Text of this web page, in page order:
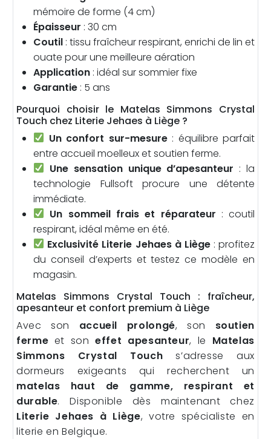
mémoire de forme (4 cm)
Épaisseur : 30 cm
Coutil : tissu fraîcheur respirant, enrichi de lin et
ouate pour une meilleure aération
Application : idéal sur sommier fixe
Garantie : 5 ans
Pourquoi choisir le Matelas Simmons Crystal
Touch chez Literie Jehaes à Liège ?
Un confort sur-mesure: équilibre parfait
entre accueil moelleux et soutien ferme.
Une sensation unique d’apesanteur : la
technologie Fullsoft procure une détente
immédiate.
Un sommeil frais et réparateur : coutil
respirant, idéal même en été.
Exclusivité Literie Jehaes à Liège: profitez
du conseil d’experts et testez ce modèle en
magasin.
Matelas Simmons Crystal Touch : fraîcheur,
apesanteur et confort premium à Liège
Avec son accueil prolongé, son soutien
ferme et soneffet apesanteur, le Matelas
Simmons Crystal Touch s’adresse aux
dormeurs exigeants qui recherchent un
matelas haut de gamme, respirant et
durable. Disponible dès maintenant chez
Literie Jehaes à Liège, votre spécialiste en
literie en Belgique.